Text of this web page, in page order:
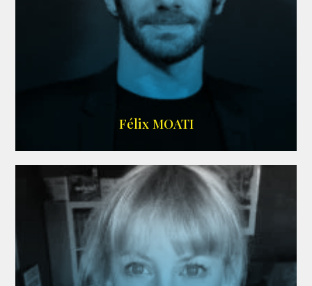
Félix MOATI